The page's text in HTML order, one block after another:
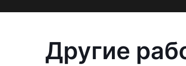
Другие